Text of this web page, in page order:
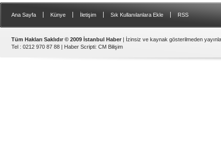
Ana Sayfa Künye İletişim Sık Kullanılanlara Ekle RSS
Tüm Hakları Saklıdır © 2009 İstanbul Haber | İzinsiz ve kaynak gösterilmeden
Tel : 0212 970 87 88 | Haber Scripti: CM Bilişim